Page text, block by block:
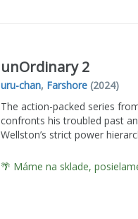
unOrdinary 2
uru-chan, Farshore(2024)
The action-packed series
confronts his troubled past
Wellston’s strict power
🌴 Máme na sklade,